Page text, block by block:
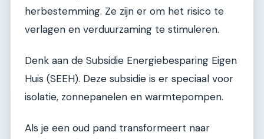
herbestemming. Ze zijn er om het risico te
verlagen en verduurzaming te stimuleren.
Denk aan de Subsidie Energiebesparing Eigen
Huis (SEEH). Deze subsidie is er speciaal voor
isolatie, zonnepanelen en warmtepompen.
Als je een oud pand transformeert naar